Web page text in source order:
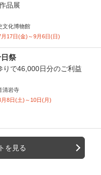
品展
文化博物館
17日(金)～9月6日(日)
祭
りで46,000日分のご利益
清岩寺
8日(土)～10日(月)
を見る